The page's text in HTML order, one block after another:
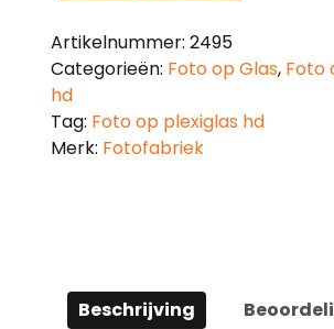
Artikelnummer: 2495
Categorieën: Foto op Glas, Foto
hd
Tag: Foto op plexiglas hd
Merk: Fotofabriek
Beschrijving